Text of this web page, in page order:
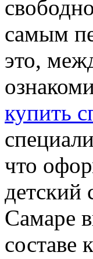
самым
это,
купить
что
детский
Самаре
составе